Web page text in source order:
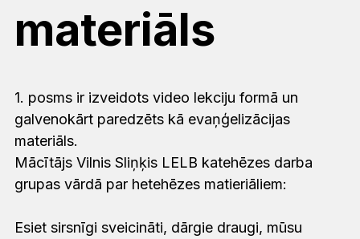
materiāls
1. posms ir izveidots video lekciju formā un
galvenokārt paredzēts kā evaņģelizācijas
materiāls.
Mācītājs Vilnis Sliņķis LELB katehēzes darba
grupas vārdā par hetehēzes matieriāliem:
Esiet sirsnīgi sveicināti, dārgie draugi, mūsu